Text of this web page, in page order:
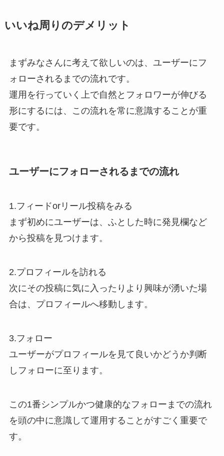
いいね周りのデメリット
まずみなさんに考えて欲しいのは、ユーザーにフ
ォローされるまでの流れです。
運用を行っていく上で自然とフォロワーが伸びる
形にするには、この流れを常に意識することが重
要です。
ユーザーにフォローされるまでの流れ
1.フィードorリール投稿をみる
まず初めにユーザーは、ふとした時に発見欄など
から投稿を見つけます。
2.プロフィールを訪れる
次にその投稿に気に入ったりより興味が湧いた場
合は、プロフィールへ移動します。
3.フォロー
ユーザーがプロフィールを見て良いかどうか判断
しフォローに至ります。
この1番シンプルかつ健康的なフォローまでの流れ
を頭の中に意識して運用することがすごく重要で
す。